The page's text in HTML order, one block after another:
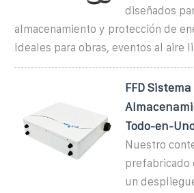
diseñados
almacenamiento y protección de
Ideales para obras, eventos al aire
FFD Sistema
Todo-en-
Nuestro
prefabricado
un